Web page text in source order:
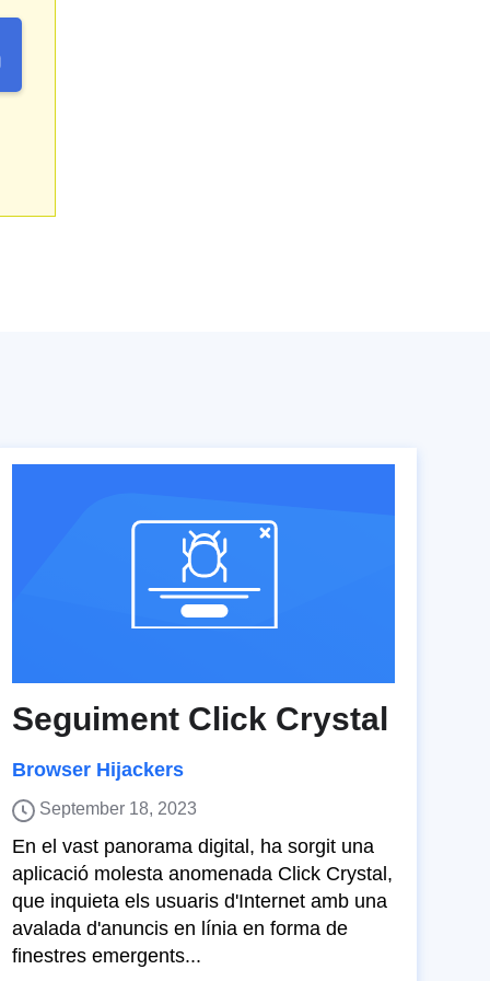
Seguiment Click Crystal
Browser Hijackers
September 18, 2023
En el vast panorama digital, ha sorgit una
aplicació molesta anomenada Click Crystal,
que inquieta els usuaris d'Internet amb una
avalada d'anuncis en línia en forma de
finestres emergents...